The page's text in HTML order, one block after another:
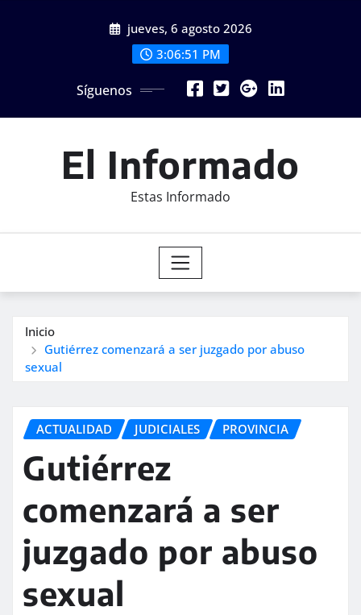
jueves, 6 agosto 2026
3:06:53 PM
Síguenos
El Informado
Estas Informado
Inicio
Gutiérrez comenzará a ser juzgado por abuso
sexual
ACTUALIDAD JUDICIALES PROVINCIA
Gutiérrez
comenzará a ser
juzgado por abuso
sexual